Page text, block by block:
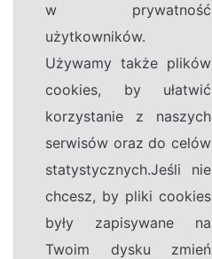
w prywatność
użytkowników.
Używamy także plików
cookies, by ułatwić
korzystanie z naszych
serwisów oraz do celów
statystycznych.Jeśli nie
chcesz, by pliki cookies
były zapisywane na
Twoim dysku zmień